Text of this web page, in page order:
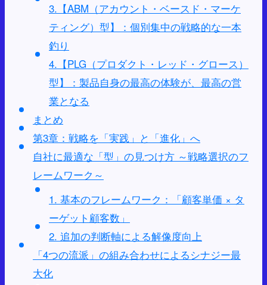
3.【ABM（アカウント・ベースド・マーケ
ティング）型】：個別集中の戦略的な一本
釣り
4.【PLG（プロダクト・レッド・グロース）
型】：製品自身の最高の体験が、最高の営
業となる
まとめ
第3章：戦略を「実践」と「進化」へ
自社に最適な「型」の見つけ方 ～戦略選択のフ
レームワーク～
1. 基本のフレームワーク：「顧客単価 × タ
ーゲット顧客数」
2. 追加の判断軸による解像度向上
「4つの流派」の組み合わせによるシナジー最
大化